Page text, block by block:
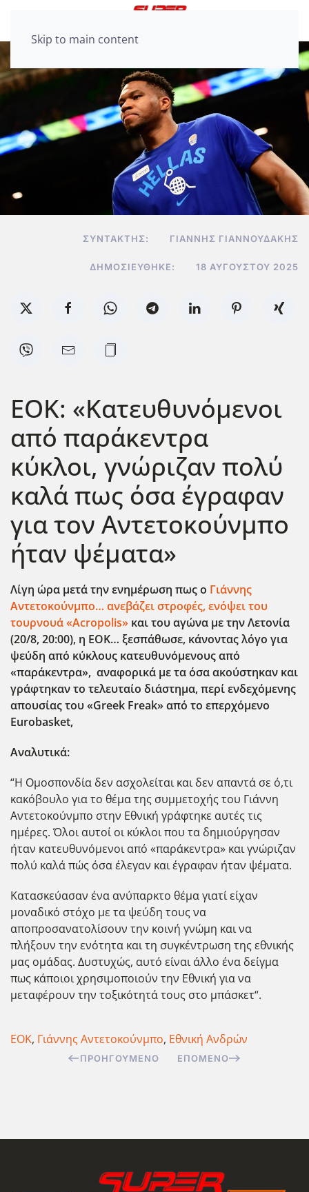
Skip to main content
ΣΥΝΤΆΚΤΗΣ: ΓΙΆΝΝΗΣ ΓΙΑΝΝΟΥΔΆΚΗΣ
ΔΗΜΟΣΙΕΎΘΗΚΕ: 18 ΑΥΓΟΎΣΤΟΥ 2025
ΕΟΚ: «Κατευθυνόμενοι
από παράκεντρα
κύκλοι, γνώριζαν πολύ
καλά πως όσα έγραφαν
για τον Αντετοκούνμπο
ήταν ψέματα»
Λίγη ώρα μετά την ενημέρωση πως ο Γιάννης
Αντετοκούνμπο… ανεβάζει στροφές, ενόψει του
τουρνουά «Acropolis» και του αγώνα με την Λετονία
(20/8, 20:00), η ΕΟΚ… ξεσπάθωσε, κάνοντας λόγο για
ψεύδη από κύκλους κατευθυνόμενους από
«παράκεντρα», αναφορικά με τα όσα ακούστηκαν και
γράφτηκαν το τελευταίο διάστημα, περί ενδεχόμενης
απουσίας του «Greek Freak» από το επερχόμενο
Eurobasket,
Αναλυτικά:
“Η Ομοσπονδία δεν ασχολείται και δεν απαντά σε ό,τι
κακόβουλο για το θέμα της συμμετοχής του Γιάννη
Αντετοκούνμπο στην Εθνική γράφτηκε αυτές τις
ημέρες. Όλοι αυτοί οι κύκλοι που τα δημιούργησαν
ήταν κατευθυνόμενοι από «παράκεντρα» και γνώριζαν
πολύ καλά πώς όσα έλεγαν και έγραφαν ήταν ψέματα.
Κατασκεύασαν ένα ανύπαρκτο θέμα γιατί είχαν
μοναδικό στόχο με τα ψεύδη τους να
αποπροσανατολίσουν την κοινή γνώμη και να
πλήξουν την ενότητα και τη συγκέντρωση της εθνικής
μας ομάδας. Δυστυχώς, αυτό είναι άλλο ένα δείγμα
πως κάποιοι χρησιμοποιούν την Εθνική για να
μεταφέρουν την τοξικότητά τους στο μπάσκετ“.
ΕΟΚ, Γιάννης Αντετοκούνμπο, Εθνική Ανδρών
ΠΡΟΗΓΟΎΜΕΝΟ ΕΠΌΜΕΝΟ